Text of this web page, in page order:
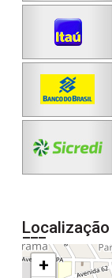
+